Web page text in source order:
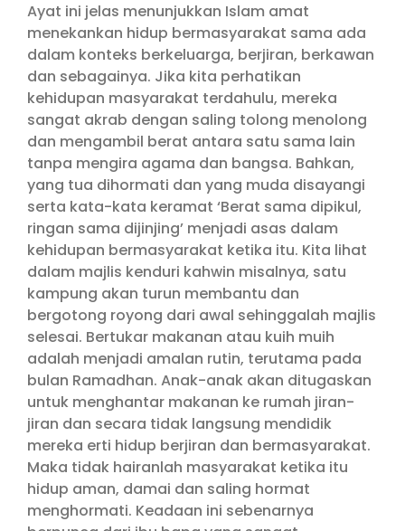
Ayat ini jelas menunjukkan Islam amat
menekankan hidup bermasyarakat sama ada
dalam konteks berkeluarga, berjiran, berkawan
dan sebagainya. Jika kita perhatikan
kehidupan masyarakat terdahulu, mereka
sangat akrab dengan saling tolong menolong
dan mengambil berat antara satu sama lain
tanpa mengira agama dan bangsa. Bahkan,
yang tua dihormati dan yang muda disayangi
serta kata-kata keramat ‘Berat sama dipikul,
ringan sama dijinjing’ menjadi asas dalam
kehidupan bermasyarakat ketika itu. Kita lihat
dalam majlis kenduri kahwin misalnya, satu
kampung akan turun membantu dan
bergotong royong dari awal sehinggalah majlis
selesai. Bertukar makanan atau kuih muih
adalah menjadi amalan rutin, terutama pada
bulan Ramadhan. Anak-anak akan ditugaskan
untuk menghantar makanan ke rumah jiran-
jiran dan secara tidak langsung mendidik
mereka erti hidup berjiran dan bermasyarakat.
Maka tidak hairanlah masyarakat ketika itu
hidup aman, damai dan saling hormat
menghormati. Keadaan ini sebenarnya